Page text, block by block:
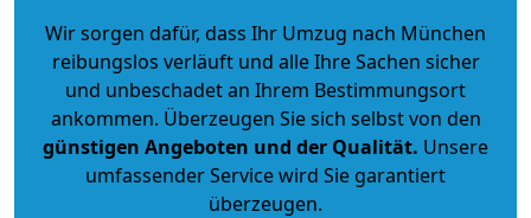
Wir sorgen dafür, dass Ihr Umzug nach München
reibungslos verläuft und alle Ihre Sachen sicher
und unbeschadet an Ihrem Bestimmungsort
ankommen. Überzeugen Sie sich selbst von den
günstigen Angeboten und der Qualität. Unsere
umfassender Service wird Sie garantiert
überzeugen.